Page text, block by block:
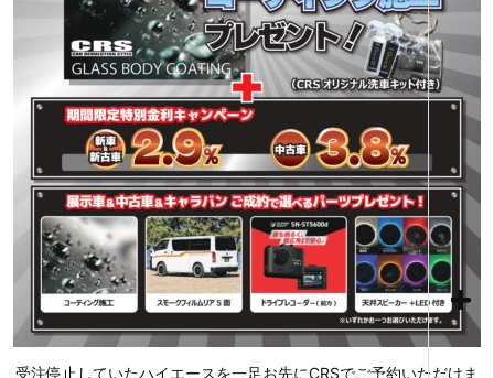
受注停止していたハイエースを一足お先にCRSでご予約いただけま